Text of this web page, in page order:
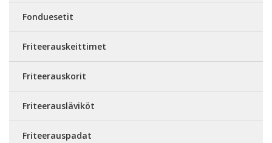
Fonduesetit
Friteerauskeittimet
Friteerauskorit
Friteerausläviköt
Friteerauspadat